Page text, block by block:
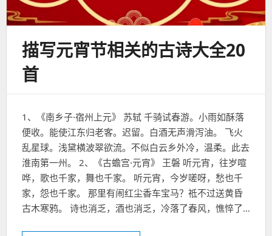
描写元宵节相关的古诗大全20
首
1、《南乡子·宿州上元》 苏轼 千骑试春游。小雨如酥落
便收。能使江东归老客。迟留。白酒无声滑泻油。 飞火
乱星球。浅黛横波翠欲流。不似白云乡外冷，温柔。此去
淮南第一州。 2、《古蟾宫·元宵》 王磐 听元宵，往岁喧
哗，歌也千家，舞也千家。 听元宵，今岁嗟呀，愁也千
家，怨也千家。 那里有闹红尘香车宝马？祗不过送黄昏
古木寒鸦。 诗也消乏，酒也消乏，冷落了春风，憔悴了…